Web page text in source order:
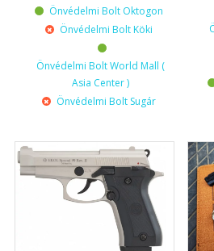
Önvédelmi Bolt Oktogon
Önvédelmi Bolt Köki
Önvédelmi Bolt World Mall (
Asia Center )
Önvédelmi Bolt Sugár